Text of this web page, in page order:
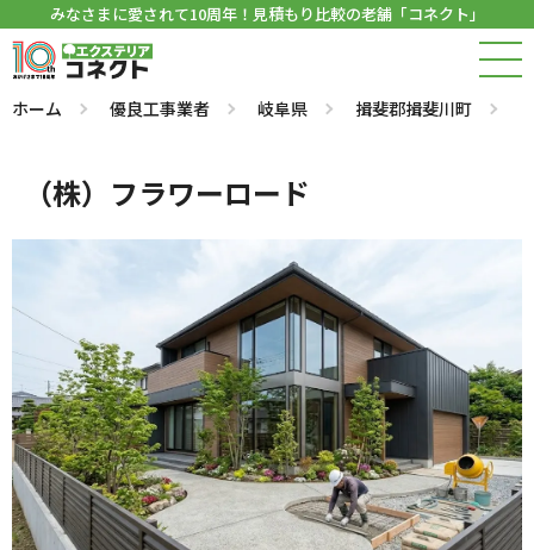
みなさまに愛されて10周年！見積もり比較の老舗「コネクト」
ホーム 優良工事業者 岐阜県 揖斐郡揖斐川町
（株）フラワーロード